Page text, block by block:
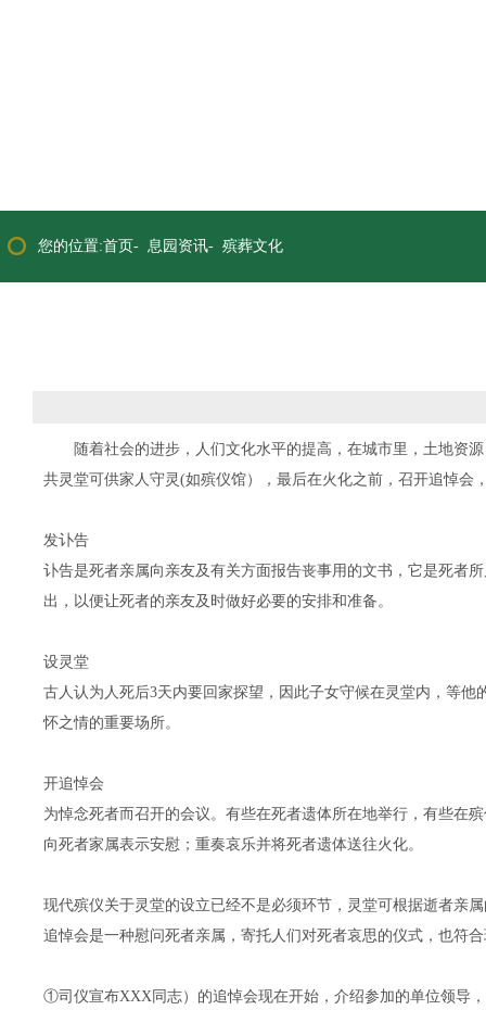
您的位置:首页- 息园资讯- 殡葬文化
随着社会的进步，人们文化水平的提高，在城市里，土地资
共灵堂可供家人守灵(如殡仪馆），最后在火化之前，召开追悼会
发讣告
讣告是死者亲属向亲友及有关方面报告丧事用的文书，它是死者
出，以便让死者的亲友及时做好必要的安排和准备。
设灵堂
古人认为人死后3天内要回家探望，因此子女守候在灵堂内，等
怀之情的重要场所。
开追悼会
为悼念死者而召开的会议。有些在死者遗体所在地举行，有些在
向死者家属表示安慰；重奏哀乐并将死者遗体送往火化。
现代殡仪关于灵堂的设立已经不是必须环节，灵堂可根据逝者亲
追悼会是一种慰问死者亲属，寄托人们对死者哀思的仪式，也符
①司仪宣布ΧΧΧ同志）的追悼会现在开始，介绍参加的单位领导